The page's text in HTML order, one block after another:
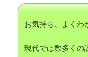
お気持ち、よくわ
現代では数多くの